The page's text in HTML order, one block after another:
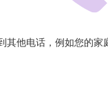
其他电话，例如您的家